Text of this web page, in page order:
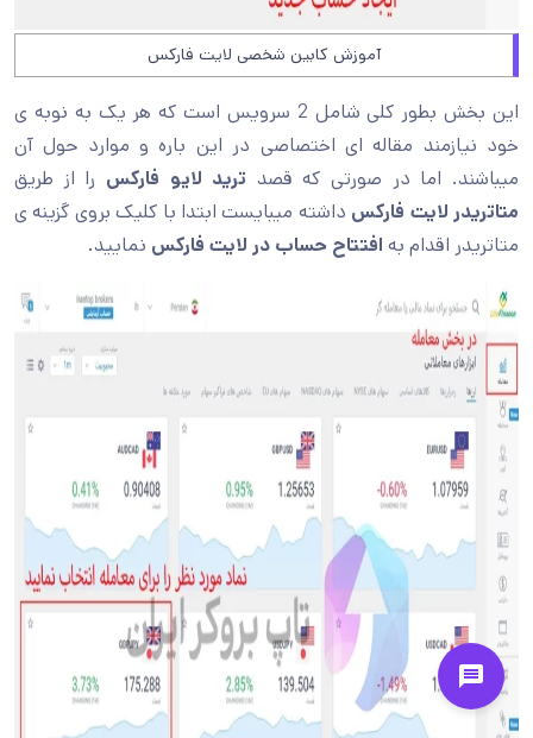
آموزش کابین شخصی لایت فارکس
این بخش بطور کلی شامل 2 سرویس است که هر یک به نوبه ی
خود نیازمند مقاله ای اختصاصی در این باره و موارد حول آن
میباشند. اما در صورتی که قصد ترید لایو فارکس را از طریق
متاتریدر لایت فارکس داشته میبایست ابتدا با کلیک بروی گزینه ی
متاتریدر اقدام به افتتاح حساب در لایت فارکس نمایید.